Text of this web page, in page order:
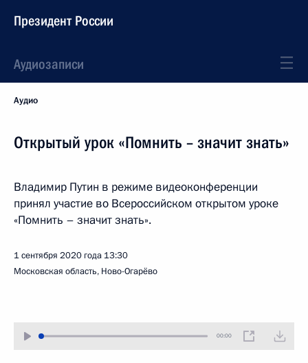
Президент России
Аудиозаписи
Аудио
Открытый урок «Помнить – значит знать»
Владимир Путин в режиме видеоконференции
принял участие во Всероссийском открытом уроке
«Помнить – значит знать».
1 сентября 2020 года 13:30
Московская область, Ново-Огарёво
00:00